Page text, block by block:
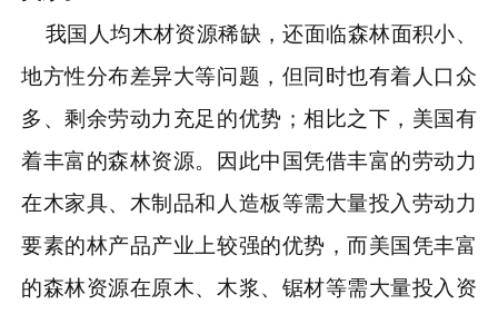
我国人均木材资源稀缺，还面临森林面积小、
地方性分布差异大等问题，但同时也有着人口众
多、剩余劳动力充足的优势；相比之下，美国有
着丰富的森林资源。因此中国凭借丰富的劳动力
在木家具、木制品和人造板等需大量投入劳动力
要素的林产品产业上较强的优势，而美国凭丰富
的森林资源在原木、木浆、锯材等需大量投入资